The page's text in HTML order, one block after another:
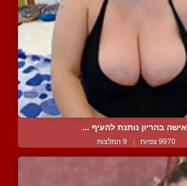
אישה בהריון נותנת להעיף ...
9970 צפיות | 9 המלצות